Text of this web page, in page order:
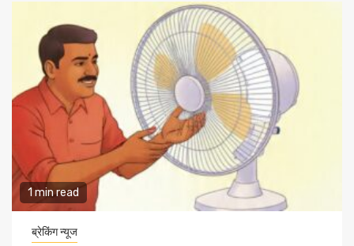
1 min read
ब्रेकिंग न्यूज